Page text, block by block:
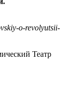
o-revolyutsii-
Театр